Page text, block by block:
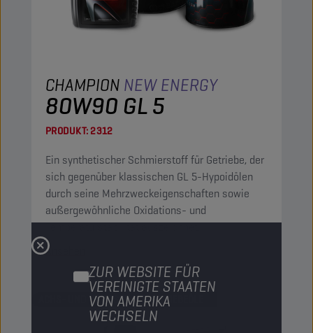
ZUR WEBSITE FÜR
VEREINIGTE STAATEN
VON AMERIKA
WECHSELN
CHAMPION NEW ENERGY
80W90 GL 5
PRODUKT:2312
Ein synthetischer Schmierstoff für Getriebe, der
sich gegenüber klassischen GL 5-Hypoidölen
durch seine Mehrzweckeigenschaften sowie
außergewöhnliche Oxidations- und
Temperaturstabilität auszeichnet.
Ansehen
ACHS- UND HANDSCHALT-GETRIEBEÖLE